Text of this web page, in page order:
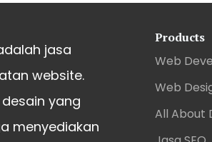
jasa
website.
yang
menyediakan
Products
Web
Web
All About